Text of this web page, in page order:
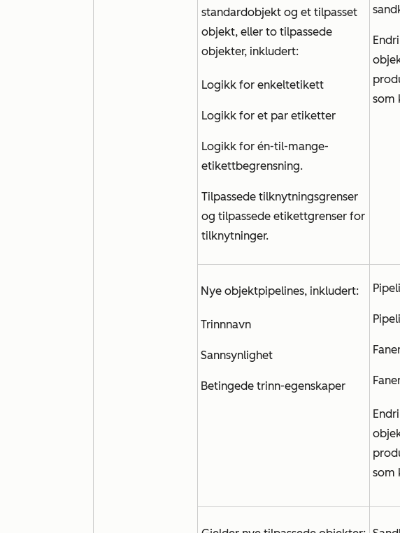
standardobjekt og et tilpasset
objekt, eller to tilpassede
objekter, inkludert:
Logikk for enkeltetikett
Logikk for et par etiketter
Logikk for én-til-mange-
etikettbegrensning.
Tilpassede tilknytningsgrenser
og tilpassede etikettgrenser for
tilknytninger.
som
Nye objektpipelines, inkludert:
Trinnnavn
Sannsynlighet
Betingede trinn-egenskaper
som